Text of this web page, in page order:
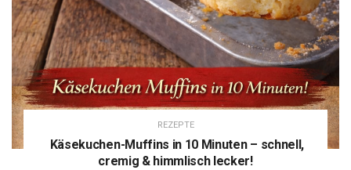
REZEPTE
Käsekuchen-Muffins in 10 Minuten – schnell,
cremig & himmlisch lecker!